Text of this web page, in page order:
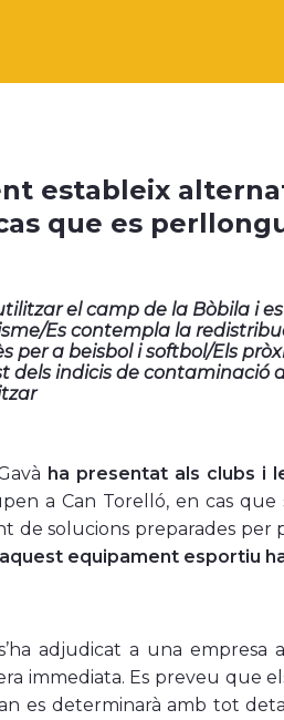
estableix
que es
el camp de la Bòbila i
Es contempla la
per a beisbol i softbol/Els
dels indicis de contaminació
ha presentat als clubs i
a Can Torelló, en cas
de solucions preparades per
equipament esportiu
adjudicat a una empresa
immediata. Es preveu que
es determinarà amb tot